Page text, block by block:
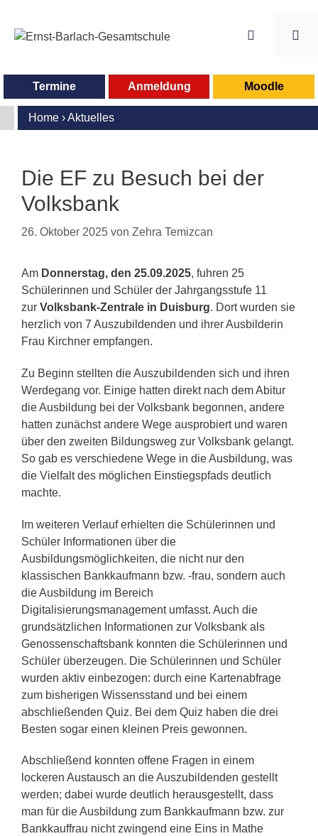
springen
Home ›Aktuelles
Termine Anmeldung Moodle
Die EF zu Besuch bei der
Volksbank
26. Oktober 2025 von Zehra Temizcan
Am Donnerstag, den 25.09.2025, fuhren 25
Schülerinnen und Schüler der Jahrgangsstufe 11
zur Volksbank-Zentrale in Duisburg. Dort wurden sie
herzlich von 7 Auszubildenden und ihrer Ausbilderin
Frau Kirchner empfangen.
Zu Beginn stellten die Auszubildenden sich und ihren
Werdegang vor. Einige hatten direkt nach dem Abitur
die Ausbildung bei der Volksbank begonnen, andere
hatten zunächst andere Wege ausprobiert und waren
über den zweiten Bildungsweg zur Volksbank gelangt.
So gab es verschiedene Wege in die Ausbildung, was
die Vielfalt des möglichen Einstiegspfads deutlich
machte.
Im weiteren Verlauf erhielten die Schülerinnen und
Schüler Informationen über die
Ausbildungsmöglichkeiten, die nicht nur den
klassischen Bankkaufmann bzw. -frau, sondern auch
die Ausbildung im Bereich
Digitalisierungsmanagement umfasst. Auch die
grundsätzlichen Informationen zur Volksbank als
Genossenschaftsbank konnten die Schülerinnen und
Schüler überzeugen. Die Schülerinnen und Schüler
wurden aktiv einbezogen: durch eine Kartenabfrage
zum bisherigen Wissensstand und bei einem
abschließenden Quiz. Bei dem Quiz haben die drei
Besten sogar einen kleinen Preis gewonnen.
Abschließend konnten offene Fragen in einem
lockeren Austausch an die Auszubildenden gestellt
werden; dabei wurde deutlich herausgestellt, dass
man für die Ausbildung zum Bankkaufmann bzw. zur
Bankkauffrau nicht zwingend eine Eins in Mathe